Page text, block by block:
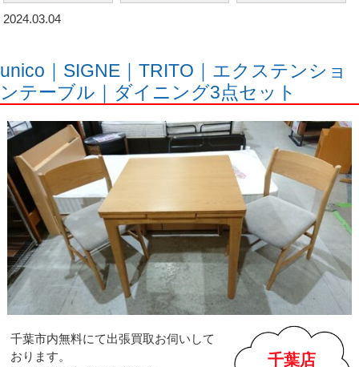
2024.03.04
unico｜SIGNE｜TRITO｜エクステンショ
ンテーブル｜ダイニング3点セット
千葉店
千葉市内無料にて出張買取お伺いして
おります。